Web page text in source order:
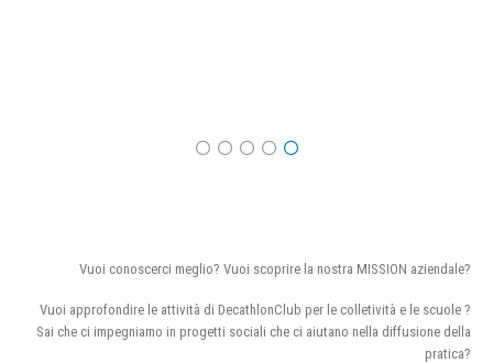
Vuoi conoscerci meglio? Vuoi scoprire la nostra MISSION aziendale?
Vuoi approfondire le attività di DecathlonClub per le colletività e le scuole ?
Sai che ci impegniamo in progetti sociali che ci aiutano nella diffusione della
pratica?